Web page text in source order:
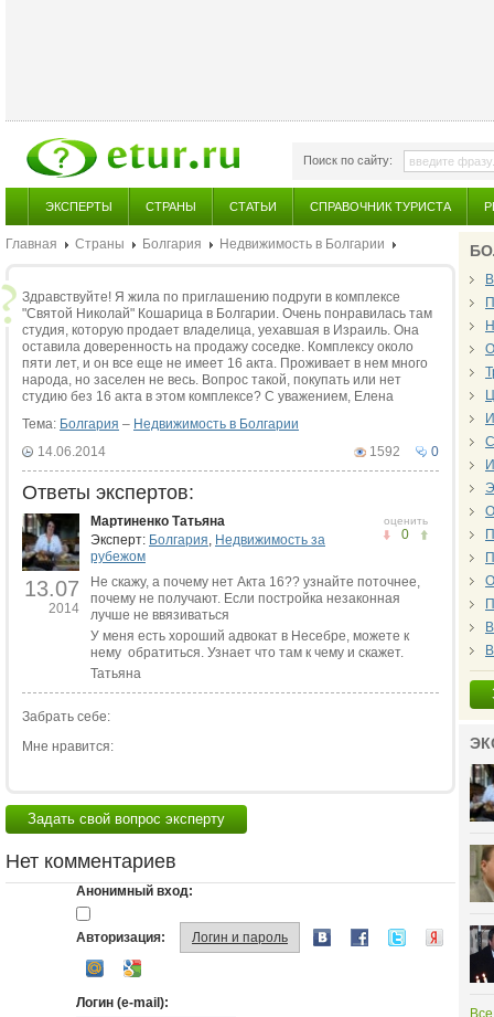
Поиск по сайту:
ЭКСПЕРТЫ СТРАНЫ СТАТЬИ СПРАВОЧНИК ТУРИСТА
Главная Страны Болгария Недвижимость в Болгарии
Здравствуйте! Я жила по приглашению подруги в комплексе
"Святой Николай" Кошарица в Болгарии. Очень понравилась там
студия, которую продает владелица, уехавшая в Израиль. Она
оставила доверенность на продажу соседке. Комплексу около
пяти лет, и он все еще не имеет 16 акта. Проживает в нем много
народа, но заселен не весь. Вопрос такой, покупать или нет
студию без 16 акта в этом комплексе? С уважением, Елена
Тема: Болгария – Недвижимость в Болгарии
0
1592
14.06.2014
Ответы экспертов:
13.07
2014
оценить
0
Мартиненко Татьяна
Эксперт: Болгария, Недвижимость за
рубежом
Не скажу, а почему нет Акта 16?? узнайте поточнее,
почему не получают. Если постройка незаконная
лучше не ввязиваться
У меня есть хороший адвокат в Несебре, можете к
нему обратиться. Узнает что там к чему и скажет.
Татьяна
Забрать себе:
Мне нравится:
Задать свой вопрос эксперту
Нет комментариев
Анонимный вход:
Авторизация: Логин и пароль
Логин (e-mail):